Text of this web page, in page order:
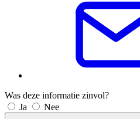
Was deze informatie zinvol?
Ja
Nee